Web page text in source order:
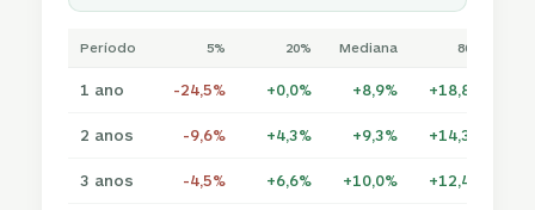
Período 5% 20% Mediana 80%
1 ano -24,5% +0,0% +8,9% +18,8%
2 anos -9,6% +4,3% +9,3% +14,3%
3 anos -4,5% +6,6% +10,0% +12,4%